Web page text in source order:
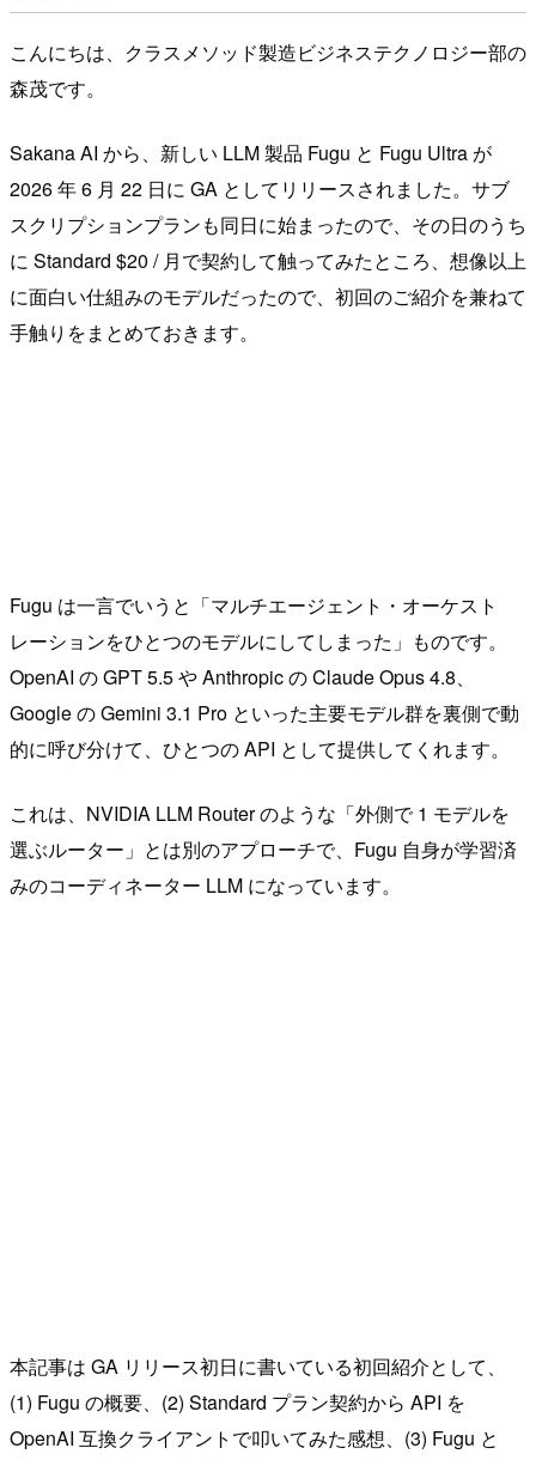
こんにちは、クラスメソッド製造ビジネステクノロジー部の
森茂です。
Sakana AI から、新しい LLM 製品 Fugu と Fugu Ultra が
2026 年 6 月 22 日に GA としてリリースされました。サブ
スクリプションプランも同日に始まったので、その日のうち
に Standard $20 / 月で契約して触ってみたところ、想像以上
に面白い仕組みのモデルだったので、初回のご紹介を兼ねて
手触りをまとめておきます。
Fugu は一言でいうと「マルチエージェント・オーケスト
レーションをひとつのモデルにしてしまった」ものです。
OpenAI の GPT 5.5 や Anthropic の Claude Opus 4.8、
Google の Gemini 3.1 Pro といった主要モデル群を裏側で動
的に呼び分けて、ひとつの API として提供してくれます。
これは、NVIDIA LLM Router のような「外側で 1 モデルを
選ぶルーター」とは別のアプローチで、Fugu 自身が学習済
みのコーディネーター LLM になっています。
本記事は GA リリース初日に書いている初回紹介として、
(1) Fugu の概要、(2) Standard プラン契約から API を
OpenAI 互換クライアントで叩いてみた感想、(3) Fugu と